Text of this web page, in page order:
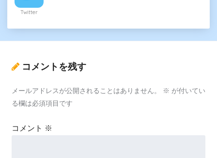
Twitter
コメントを残す
メールアドレスが公開されることはありません。 ※ が付いてい
る欄は必須項目です
コメント ※